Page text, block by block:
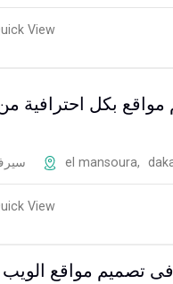
View
مواقع بكل
el mansoura,
View